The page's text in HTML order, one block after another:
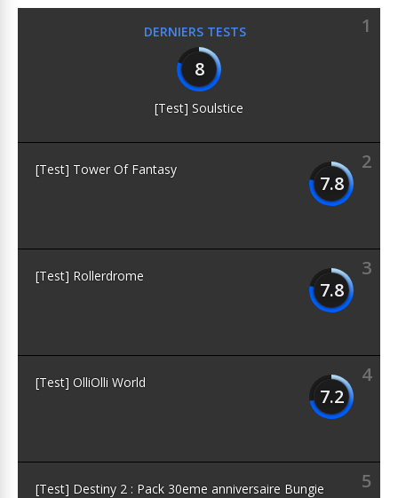
DERNIERS TESTS
1
8
[Test] Soulstice
2
7.8
[Test] Tower Of Fantasy
3
7.8
[Test] Rollerdrome
4
7.2
[Test] OlliOlli World
5
[Test] Destiny 2 : Pack 30eme anniversaire Bungie